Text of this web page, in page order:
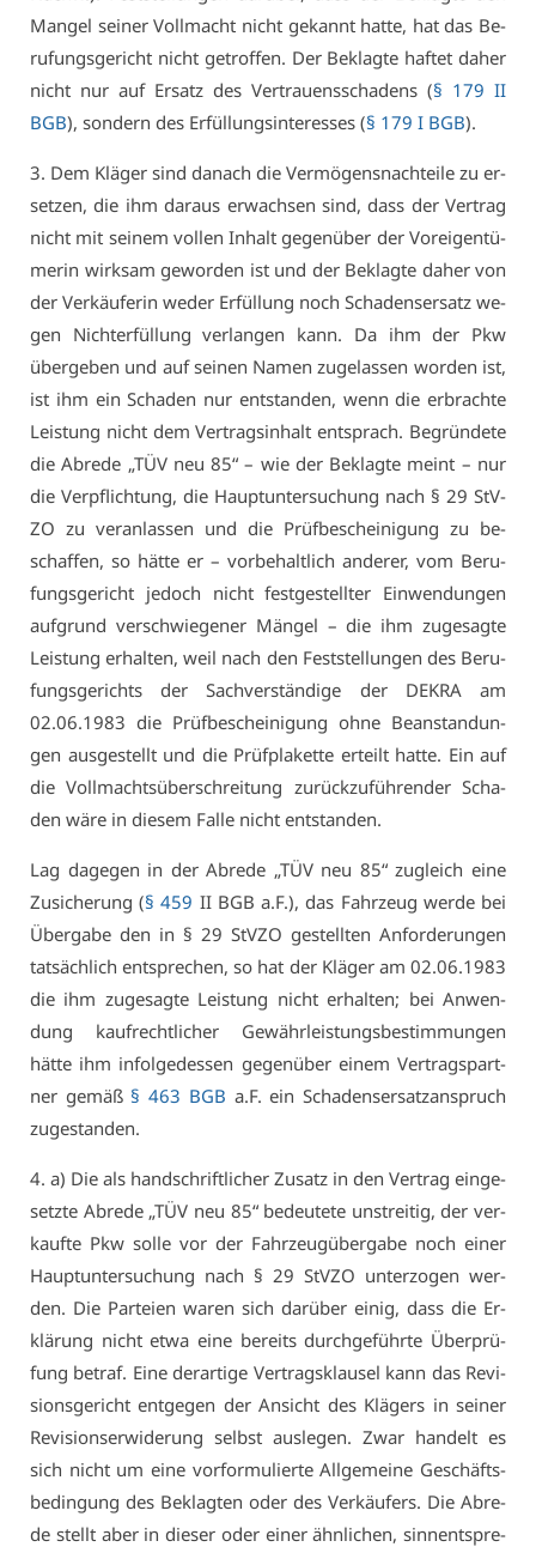
Man­gel sei­ner Voll­macht nicht ge­kannt hat­te, hat das Be­
ru­fungs­ge­richt nicht ge­trof­fen. Der Be­klag­te haf­tet da­her
nicht nur auf Er­satz des Ver­trau­ens­scha­dens (§ 179 II
BGB), son­dern des Er­fül­lungs­in­ter­es­ses (§ 179 I BGB).
3. Dem Klä­ger sind da­nach die Ver­mö­gens­nach­tei­le zu er­
set­zen, die ihm dar­aus er­wach­sen sind, dass der Ver­trag
nicht mit sei­nem vol­len In­halt ge­gen­über der Vor­ei­gen­tü­
me­rin wirk­sam ge­wor­den ist und der Be­klag­te da­her von
der Ver­käu­fe­rin we­der Er­fül­lung noch Scha­dens­er­satz we­
gen Nicht­er­fül­lung ver­lan­gen kann. Da ihm der Pkw
über­ge­ben und auf sei­nen Na­men zu­ge­las­sen wor­den ist,
ist ihm ein Scha­den nur ent­stan­den, wenn die er­brach­te
Leis­tung nicht dem Ver­trags­in­halt ent­sprach. Be­grün­de­te
die Ab­re­de „TÜV neu 85“ – wie der Be­klag­te meint – nur
die Ver­pflich­tung, die Haupt­un­ter­su­chung nach § 29 StV­
ZO zu ver­an­las­sen und die Prüf­be­schei­ni­gung zu be­
schaf­fen, so hät­te er – vor­be­halt­lich an­de­rer, vom Be­ru­
fungs­ge­richt je­doch nicht fest­ge­stell­ter Ein­wen­dun­gen
auf­grund ver­schwie­ge­ner Män­gel – die ihm zu­ge­sag­te
Leis­tung er­hal­ten, weil nach den Fest­stel­lun­gen des Be­ru­
fungs­ge­richts der Sach­ver­stän­di­ge der DE­KRA am
02.06.1983 die Prüf­be­schei­ni­gung oh­ne Be­an­stan­dun­
gen aus­ge­stellt und die Prüf­pla­ket­te er­teilt hat­te. Ein auf
die Voll­machts­über­schrei­tung zu­rück­zu­füh­ren­der Scha­
den wä­re in die­sem Fal­le nicht ent­stan­den.
Lag da­ge­gen in der Ab­re­de „TÜV neu 85“ zu­gleich ei­ne
Zu­si­che­rung (§ 459 II BGB a.F.), das Fahr­zeug wer­de bei
Über­ga­be den in § 29 StV­ZO ge­stell­ten An­for­de­run­gen
tat­säch­lich ent­spre­chen, so hat der Klä­ger am 02.06.1983
die ihm zu­ge­sag­te Leis­tung nicht er­hal­ten; bei An­wen­
dung kauf­recht­li­cher Ge­währ­leis­tungs­be­stim­mun­gen
hät­te ihm in­fol­ge­des­sen ge­gen­über ei­nem Ver­trags­part­
ner ge­mäß § 463 BGB a.F. ein Scha­dens­er­satz­an­spruch
zu­ge­stan­den.
4. a) Die als hand­schrift­li­cher Zu­satz in den Ver­trag ein­ge­
setz­te Ab­re­de „TÜV neu 85“ be­deu­te­te un­strei­tig, der ver­
kauf­te Pkw sol­le vor der Fahr­zeug­über­ga­be noch ei­ner
Haupt­un­ter­su­chung nach § 29 StV­ZO un­ter­zo­gen wer­
den. Die Par­tei­en wa­ren sich dar­über ei­nig, dass die Er­
klä­rung nicht et­wa ei­ne be­reits durch­ge­führ­te Über­prü­
fung be­traf. Ei­ne der­ar­ti­ge Ver­trags­klau­sel kann das Re­vi­
si­ons­ge­richt ent­ge­gen der An­sicht des Klä­gers in sei­ner
Re­vi­si­ons­er­wi­de­rung selbst aus­le­gen. Zwar han­delt es
sich nicht um ei­ne vor­for­mu­lier­te All­ge­mei­ne Ge­schäfts­
be­din­gung des Be­klag­ten oder des Ver­käu­fers. Die Ab­re­
de stellt aber in die­ser oder ei­ner ähn­li­chen, sinn­ent­spre­